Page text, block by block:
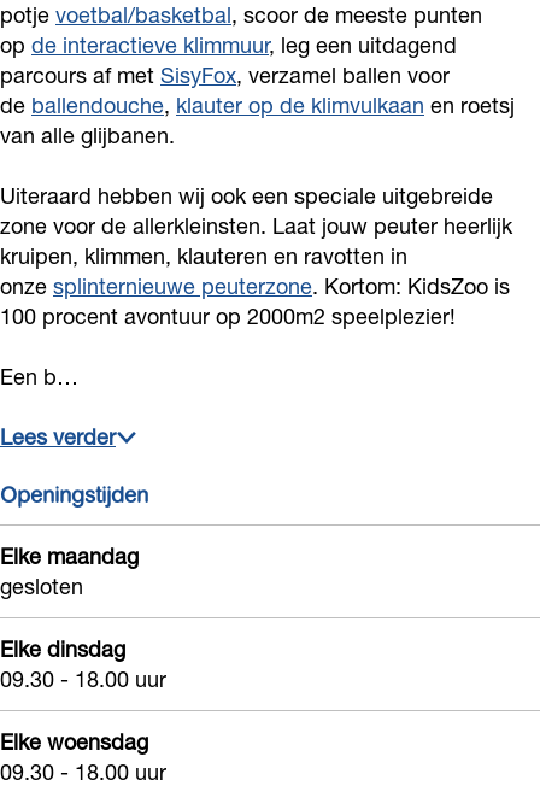
potje voetbal/basketbal, scoor de meeste punten
op de interactieve klimmuur, leg een uitdagend
parcours af met SisyFox, verzamel ballen voor
de ballendouche, klauter op de klimvulkaan en roetsj
van alle glijbanen.
Uiteraard hebben wij ook een speciale uitgebreide
zone voor de allerkleinsten. Laat jouw peuter heerlijk
kruipen, klimmen, klauteren en ravotten in
onze splinternieuwe peuterzone. Kortom: KidsZoo is
100 procent avontuur op 2000m2 speelplezier!
Een b…
Lees verder
Openingstijden
Elke maandag
gesloten
Elke dinsdag
09.30 - 18.00 uur
Elke woensdag
09.30 - 18.00 uur